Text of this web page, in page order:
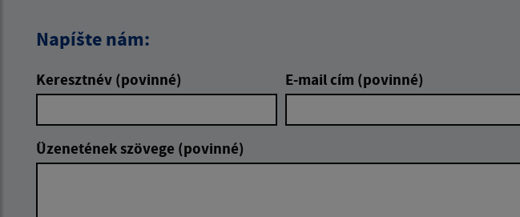
Napíšte nám:
Keresztnév (povinné) E-mail cím (povinné)
Üzenetének szövege (povinné)